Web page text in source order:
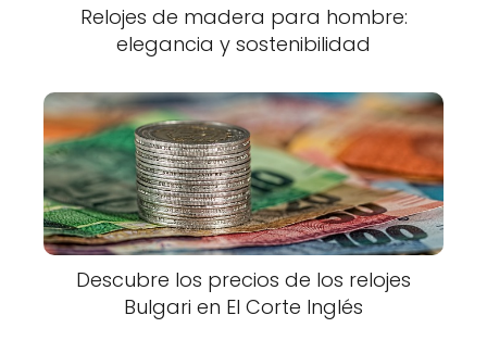
Relojes de madera para hombre:
elegancia y sostenibilidad
Descubre los precios de los relojes
Bulgari en El Corte Inglés